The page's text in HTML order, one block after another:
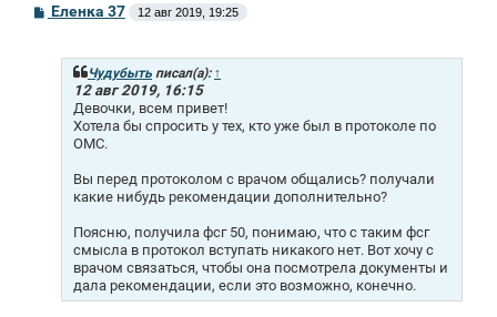
СЕленка 37 12 авг 2019, 19:25
Чудубыть писал(а): ↑
12 авг 2019, 16:15
Девочки, всем привет!
Хотела бы спросить у тех, кто уже был в протоколе по
ОМС.
Вы перед протоколом с врачом общались? получали
какие нибудь рекомендации дополнительно?
Поясню, получила фсг 50, понимаю, что с таким фсг
смысла в протокол вступать никакого нет. Вот хочу с
врачом связаться, чтобы она посмотрела документы и
дала рекомендации, если это возможно, конечно.